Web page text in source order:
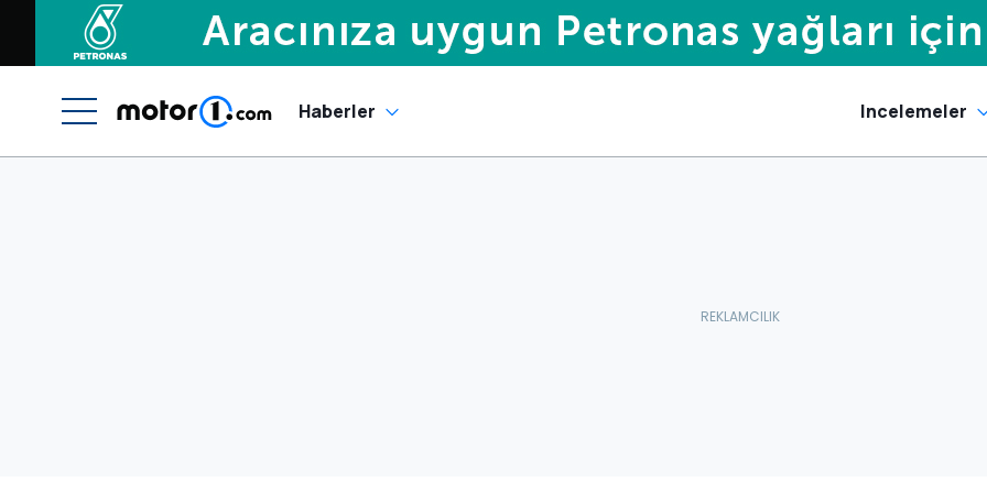
Haberler Incelemeler